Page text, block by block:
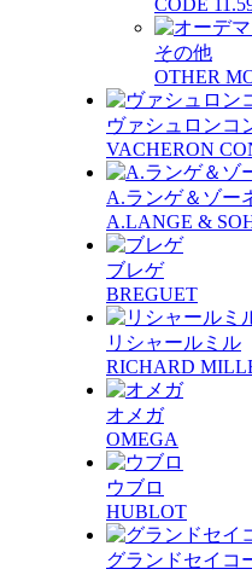
CODE
その他
OTHER
ヴァシュロンコ
VACHERON
A.ランゲ＆ゾー
A.LANGE &
ブレゲ
BREGUET
リシャールミル
RICHARD
オメガ
OMEGA
ウブロ
HUBLOT
グランドセイコ